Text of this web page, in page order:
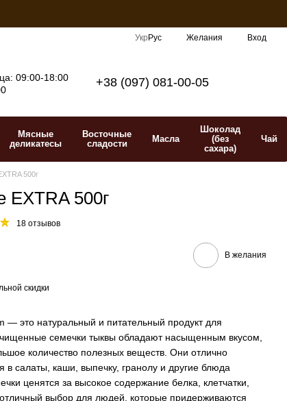
Укр Рус Желания Вход
09:00-18:00
+38 (097) 081-00-05
Мясные
деликатесы
Восточные
сладости
Масла
Шоколад
(без
сахара)
Чай
500г
EXTRA 500г
18 отзывов
В желания
скидки
это натуральный и питательный продукт для
семечки тыквы обладают насыщенным вкусом,
количество полезных веществ. Они отлично
в салаты, каши, выпечку, гранолу и другие блюда
ценятся за высокое содержание белка, клетчатки,
выбор для людей, которые придерживаются